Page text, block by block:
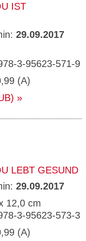
IST
29.09.2017
3-95623-571-9
(A)
LEBT GESUND
29.09.2017
12,0 cm
3-95623-573-3
(A)